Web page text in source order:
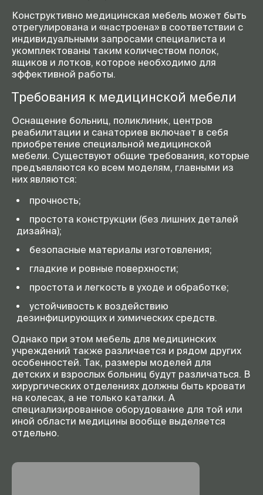
Конструктивно медицинская мебель может быть
отрегулирована и «настроена» в соответствии с
индивидуальными запросами специалиста и
укомплектованы таким количеством полок,
ящиков и лотков, которое необходимо для
эффективной работы.
Требования к медицинской мебели
Оснащение больниц, поликлиник, центров
реабилитации и санаториев включает в себя
приобретение специальной медицинской
мебели. Существуют общие требования, которые
предъявляются ко всем моделям, главными из
них являются:
прочность;
простота конструкции (без лишних деталей
дизайна);
безопасные материалы изготовления;
гладкие и ровные поверхности;
простота и легкость в уходе и обработке;
устойчивость к воздействию
дезинфицирующих и химических средств.
Однако при этом мебель для медицинских
учреждений также различается и рядом других
особенностей. Так, размеры моделей для
детских и взрослых больниц будут различаться. В
хирургических отделениях должны быть кровати
на колесах, а не только каталки. А
специализированное оборудование для той или
иной области медицины вообще выделяется
отдельно.